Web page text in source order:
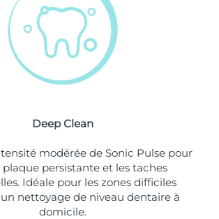
Deep Clean
modérée de Sonic Pulse pour
persistante et les taches
Idéale pour les zones difficiles
nettoyage de niveau dentaire à
domicile.
Livraison estimée
unis Livraison estimée
Livraison estimée
Livraison estimée8/14/26
Livraison estimée8/15/26